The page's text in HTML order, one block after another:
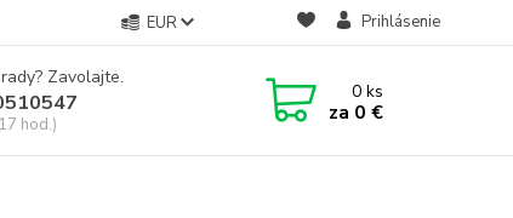
EUR Prihlásenie
Zavolajte.
hod.)
0ks
za 0 €